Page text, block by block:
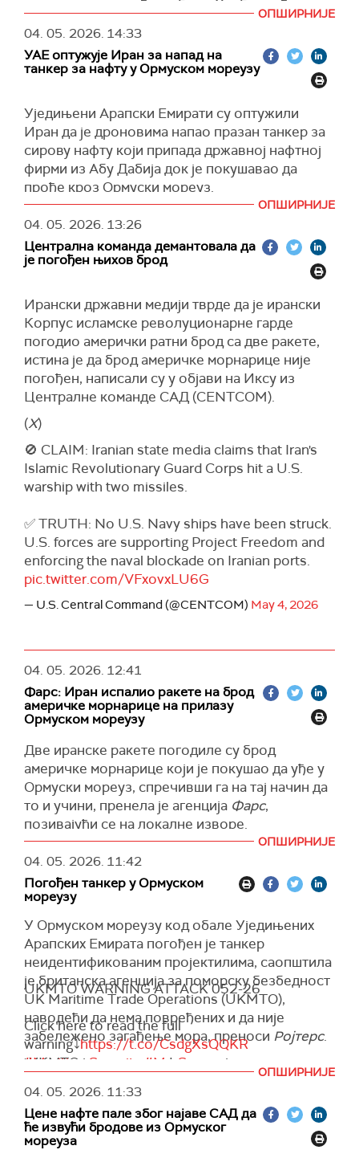
тампон-зона, и неће их бити. Хезболах ће
неизбежно успети", рекао је Касем у
саопштењу.
Изјава лидера Хезболаха уследила је у
тренутку када је израелска војска издала ново
наређење за евакуацију четири села на југу
Либана, наводећи да је то учињено "у светлу
кршења споразума о прекиду ватре од стране
Хезболаха".
(Танјуг )
ОПШИРНИЈЕ
04. 05. 2026. 14:33
УАЕ оптужује Иран за напад на
танкер за нафту у Ормуском мореузу
Уједињени Арапски Емирати су оптужили
Иран да је дроновима напао празан танкер за
сирову нафту који припада државној нафтној
фирми из Абу Дабија док је покушавао да
прође кроз Ормуски мореуз.
"УАЕ су додатно нагласили потребу да Иран
заустави ове ничим изазване нападе, осигура
своју пуну посвећеност тренутном прекиду
свих непријатељстава и потпуном и
мореуза", саопштило је Министарство
спољних послова Уједињених Арапских
Емирата.
Агенција за поморске трговинске операције
Уједињеног Краљевства саопштила је раније
да је танкер погођен непознатим пројектилима
док се налазио око 78 наутичких миља
северно од Фуџејре.
(Reuters)
ОПШИРНИЈЕ
04. 05. 2026. 13:26
Централна команда демантовала да
је погођен њихов брод
Ирански државни медији тврде да је ирански
Корпус исламске револуционарне гарде
погодио амерички ратни брод са две ракете,
истина је да брод америчке морнарице није
погођен, написали су у објави на Иксу из
Централне команде САД (CENTCOM).
(X)
🚫 CLAIM: Iranian state media claims that Iran's
Islamic Revolutionary Guard Corps hit a U.S.
warship with two missiles.
✅ TRUTH: No U.S. Navy ships have been struck.
U.S. forces are supporting Project Freedom and
enforcing the naval blockade on Iranian ports.
pic.twitter.com/VFxovxLU6G
— U.S. Central Command (@CENTCOM) May 4, 2026
04. 05. 2026. 12:41
Фарс: Иран испалио ракете на брод
америчке морнарице на прилазу
Ормуском мореузу
Две иранске ракете погодиле су брод
америчке морнарице који је покушао да уђе у
Ормуски мореуз, спречивши га на тај начин да
то и учини, пренела је агенција Фарс,
позивајући се на локалне изворе.
Брод америчке морнарице погођен је у
близини иранског обалског града Џаск, након
што је игнорисао упозорење Корпуса
исламске револуционарне гарде (ИРГЦ) да се
заустави.
Иранска војска такође је саопштила да је
спречила амерички ратни брод да прође
Ормуским мореузом "снажним и брзим
упозорењем", уз назнаку да ће ускоро бити
објављено више информација.
Америчка операција "Слобода", који за циљ
има безбедно извлачење бродова из
Ормуског мореуза, требало је да започне
данас у јутарњим сатима, према најавама
америчког председника Доналда Трампа и
Централне команде америчке војске.
ОПШИРНИЈЕ
04. 05. 2026. 11:42
Погођен танкер у Ормуском
мореузу
У Ормуском мореузу код обале Уједињених
Арапских Емирата погођен је танкер
неидентификованим пројектилима, саопштила
је британска агенција за поморску безбедност
UK Maritime Trade Operations (UKMTO),
наводећи да нема повређених и да није
забележено загађење мора, преноси Ројтерс.
"УКМТО је примио информације о инциденту
који се догодио 145 километара северно од
Фуџејре у Уједињеним Арапским Емиратима",
наводи се у саопштењу Агенције на платформи
Икс, уз напомену да је инцидент пријављен
UKMTO WARNING ATTACK 052-26
Click here to read the full
warning⤵️https://t.co/CsdgXsQQKR
#MaritimeSecurity
#MarSec
— UKMTO Operations Centre (@UK_MTO)May 4,
2026
ОПШИРНИЈЕ
04. 05. 2026. 11:33
Цене нафте пале због најаве САД да
ће извући бродове из Ормуског
мореуза